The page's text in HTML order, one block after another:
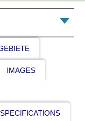
IMAGES
SPECIFICATIONS